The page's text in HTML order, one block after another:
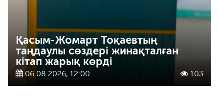
Қасым-Жомарт Тоқаевтың
таңдаулы сөздері жинақталған
кітап жарық көрді
06.08.2026, 12:00 103